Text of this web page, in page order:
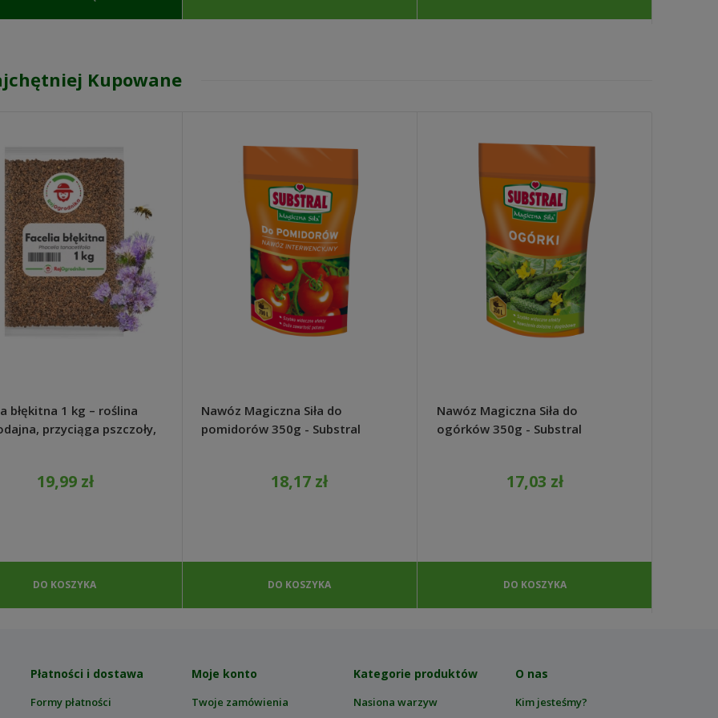
Kupowane
błękitna 1 kg – roślina
przyciąga pszczoły,
19,99 zł
DO KOSZYKA
Nawóz Magiczna Siła do
pomidorów 350g - Substral
18,17 zł
DO KOSZYKA
Nawóz Magiczna Siła do
ogórków 350g - Substral
17,03 zł
DO KOSZYKA
Płatności i dostawa
Formy płatności
Moje konto
Twoje zamówienia
Kategorie produktów
Nasiona warzyw
O nas
Kim jesteśmy?